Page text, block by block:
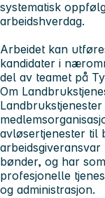
systematisk
arbeidshverdag.
Arbeidet kan
kandidater i
del av teamet på
Om
avløsertjenester til
bønder, og har
profesjonelle
og administrasjon.